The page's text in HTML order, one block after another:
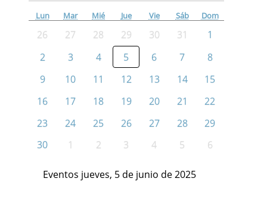
Lun Mar Mié Jue Vie Sáb Dom
26 27 28 29 30 31
1
2
3 4 5 6 7
8
9
10 11 12 13 14
15
16
17 18 19 20 21
22
23
24 25 26 27 28
29
30
1 2 3 4 5 6
Eventos jueves, 5 de junio de 2025